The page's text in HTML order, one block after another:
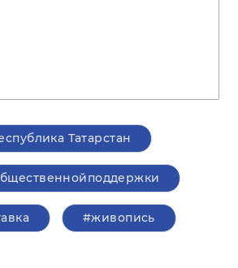
Татарстан
#живопись